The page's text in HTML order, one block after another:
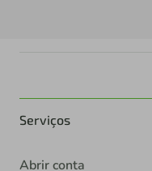
Serviços
Abrir conta